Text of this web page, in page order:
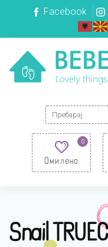
Facebook
Search for:
0
Омилено
Snail